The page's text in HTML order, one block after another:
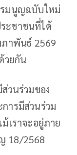
รมนูญฉบับใหม่
ะชาชนที่ได้
ภาพันธ์ 2569
วยกัน
วนร่วมของ
ารมีส่วนร่วม
เราจะอยู่ภาย
18/2568